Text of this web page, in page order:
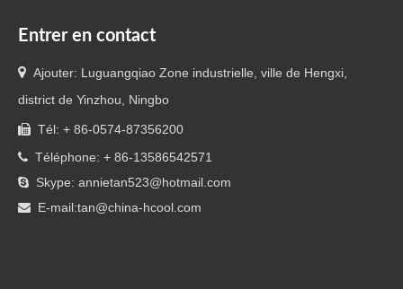
Entrer en contact
 Ajouter: Luguangqiao Zone industrielle, ville de Hengxi,
district de Yinzhou, Ningbo
 Tél: + 86-0574-87356200
 Téléphone: + 86-13586542571
 Skype: annietan523@hotmail.com
 E-mail:tan@china-hcool.com